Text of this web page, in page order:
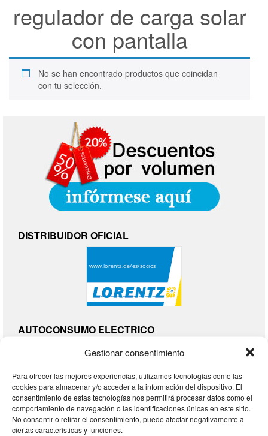
Gestionar consentimiento
Para ofrecer las mejores experiencias, utilizamos tecnologías como las
cookies para almacenar y/o acceder a la información del dispositivo. El
consentimiento de estas tecnologías nos permitirá procesar datos como el
comportamiento de navegación o las identificaciones únicas en este sitio.
No consentir o retirar el consentimiento, puede afectar negativamente a
ciertas características y funciones.
regulador de carga solar
con pantalla
No se han encontrado productos que coincidan
con tu selección.
DISTRIBUIDOR OFICIAL
AUTOCONSUMO ELECTRICO